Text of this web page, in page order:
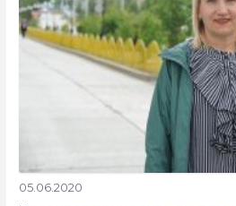
05.06.2020